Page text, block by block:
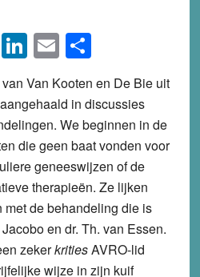
LinkedIn
EmailShare
Van Kooten en De Bie uit
in discussies
We beginnen in de
die geen baat vonden voor
geneeswijzen of de
therapieën. Ze lijken
met de behandeling die is
en dr. Th. van Essen.
zekerkritiesAVRO-lid
wijze in zijn kuif